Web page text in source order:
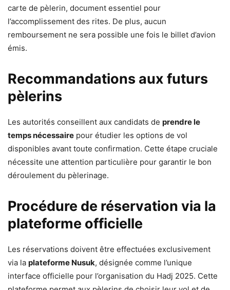
carte de pèlerin, document essentiel pour
l’accomplissement des rites. De plus, aucun
remboursement ne sera possible une fois le billet d’avion
émis.
Recommandations aux futurs
pèlerins
Les autorités conseillent aux candidats de prendre le
temps nécessaire pour étudier les options de vol
disponibles avant toute confirmation. Cette étape cruciale
nécessite une attention particulière pour garantir le bon
déroulement du pèlerinage.
Procédure de réservation via la
plateforme officielle
Les réservations doivent être effectuées exclusivement
via la plateforme Nusuk, désignée comme l’unique
interface officielle pour l’organisation du Hadj 2025. Cette